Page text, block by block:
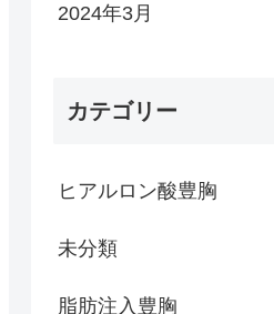
2024年3月
カテゴリー
ヒアルロン酸豊胸
未分類
脂肪注入豊胸